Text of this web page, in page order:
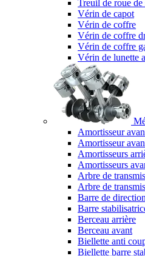
Treuil de roue de
Vérin de capot
Vérin de coffre
Vérin de coffre
Vérin de coffre
Vérin de lunette
Amortisseur
Amortisseur
Amortisseurs
Amortisseurs
Arbre de
Arbre de
Barre de
Barre
Berceau arrière
Berceau avant
Biellette anti
Biellette barre